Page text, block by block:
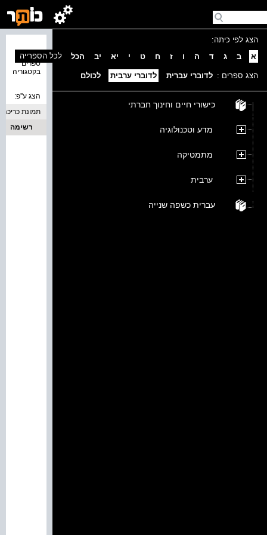
הצג לפי כיתה:
א
ב ג ד ה ו ז ח ט י יא יב הכל
הצג ספרים : לדוברי עברית לדוברי ערבית לכולם
כישורי חיים וחינוך חברתי
מדע וטכנולוגיה
מתמטיקה
ערבית
עברית כשפה שנייה
ספרים
בקטגוריה
לכל הספרייה
הצג ע''פ:
תמונת כריכה
רשימה